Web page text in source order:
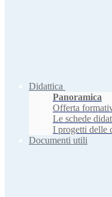
Didattica
Panoramica
Offerta
Le schede
I progetti delle
Documenti utili